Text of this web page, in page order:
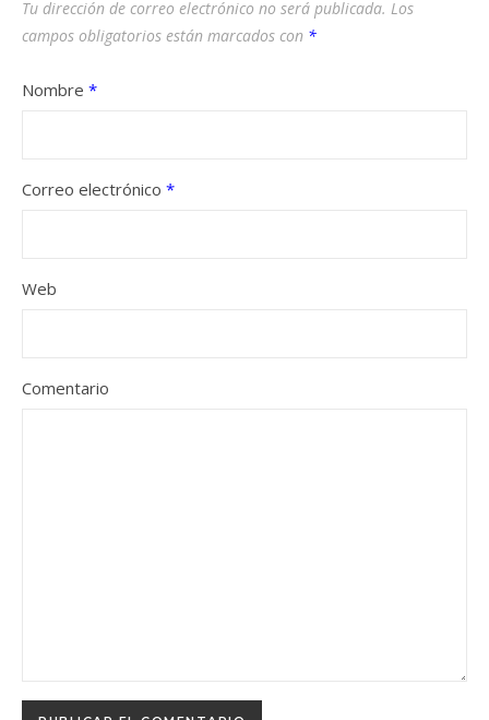
Tu dirección de correo electrónico no será publicada. Los
campos obligatorios están marcados con *
Nombre *
Correo electrónico *
Web
Comentario